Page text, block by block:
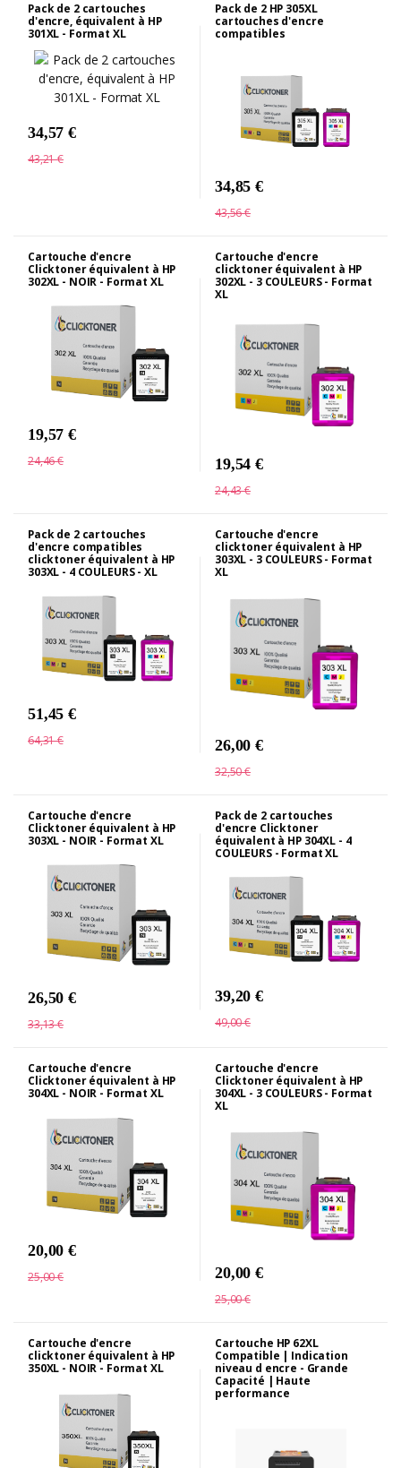
Pack de 2 cartouches
d'encre, équivalent à HP
301XL - Format XL
34,57 €
43,21 €
Pack de 2 HP 305XL
cartouches d'encre
compatibles
34,85 €
43,56 €
Cartouche d'encre
Clicktoner équivalent à HP
302XL - NOIR - Format XL
19,57 €
24,46 €
Cartouche d'encre
clicktoner équivalent à HP
302XL - 3 COULEURS - Format
XL
19,54 €
24,43 €
Pack de 2 cartouches
d'encre compatibles
clicktoner équivalent à HP
303XL - 4 COULEURS - XL
51,45 €
64,31 €
Cartouche d'encre
clicktoner équivalent à HP
303XL - 3 COULEURS - Format
XL
26,00 €
32,50 €
Cartouche d'encre
Clicktoner équivalent à HP
303XL - NOIR - Format XL
26,50 €
33,13 €
Pack de 2 cartouches
d'encre Clicktoner
équivalent à HP 304XL - 4
COULEURS - Format XL
39,20 €
49,00 €
Cartouche d'encre
Clicktoner équivalent à HP
304XL - NOIR - Format XL
20,00 €
25,00 €
Cartouche d'encre
Clicktoner équivalent à HP
304XL - 3 COULEURS - Format
XL
20,00 €
25,00 €
Cartouche d'encre
clicktoner équivalent à HP
350XL - NOIR - Format XL
Cartouche HP 62XL
Compatible | Indication
niveau d encre - Grande
Capacité | Haute
performance